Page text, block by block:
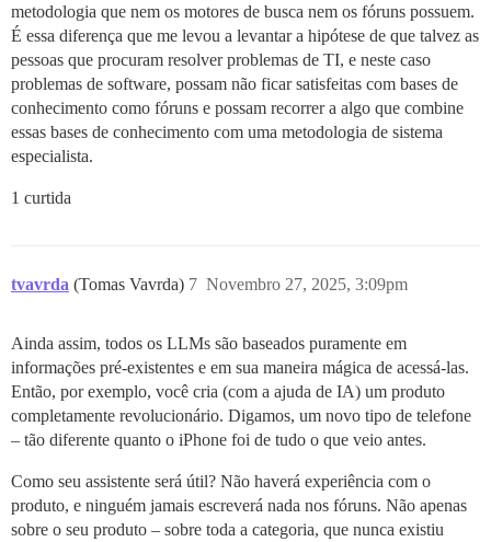
metodologia que nem os motores de busca nem os fóruns possuem.
É essa diferença que me levou a levantar a hipótese de que talvez as
pessoas que procuram resolver problemas de TI, e neste caso
problemas de software, possam não ficar satisfeitas com bases de
conhecimento como fóruns e possam recorrer a algo que combine
essas bases de conhecimento com uma metodologia de sistema
especialista.
1 curtida
tvavrda (Tomas Vavrda) Novembro 27, 2025, 3:09pm
7
Ainda assim, todos os LLMs são baseados puramente em
informações pré-existentes e em sua maneira mágica de acessá-las.
Então, por exemplo, você cria (com a ajuda de IA) um produto
completamente revolucionário. Digamos, um novo tipo de telefone
– tão diferente quanto o iPhone foi de tudo o que veio antes.
Como seu assistente será útil? Não haverá experiência com o
produto, e ninguém jamais escreverá nada nos fóruns. Não apenas
sobre o seu produto – sobre toda a categoria, que nunca existiu